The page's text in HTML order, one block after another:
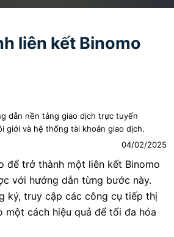
liên kết Binomo
dẫn nền tảng giao dịch trực tuyến
giới và hệ thống tài khoản giao dịch.
04/02/2025
để trở thành một liên kết Binomo
với hướng dẫn từng bước này.
ký, truy cập các công cụ tiếp thị
một cách hiệu quả để tối đa hóa